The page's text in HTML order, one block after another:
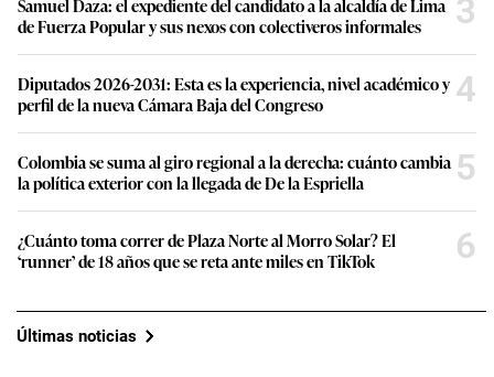
Samuel Daza: el expediente del candidato a la alcaldía de Lima
de Fuerza Popular y sus nexos con colectiveros informales
3
Diputados 2026-2031: Esta es la experiencia, nivel académico y
perfil de la nueva Cámara Baja del Congreso
4
Colombia se suma al giro regional a la derecha: cuánto cambia
la política exterior con la llegada de De la Espriella
5
¿Cuánto toma correr de Plaza Norte al Morro Solar? El
‘runner’ de 18 años que se reta ante miles en TikTok
6
Últimas noticias